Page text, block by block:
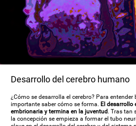
Desarrollo del cerebro humano
¿Cómo se desarrolla el cerebro? Para entender
importante saber cómo se forma. El desarrollo
embrionaria y termina en la juventud . Tras tan
la concepción se empieza a formar el tubo